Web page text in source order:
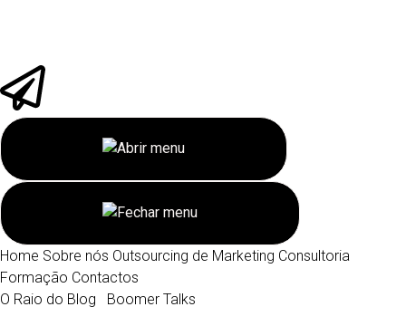
Home Sobre nós Outsourcing de Marketing Consultoria
Formação Contactos
O Raio do Blog
Boomer Talks